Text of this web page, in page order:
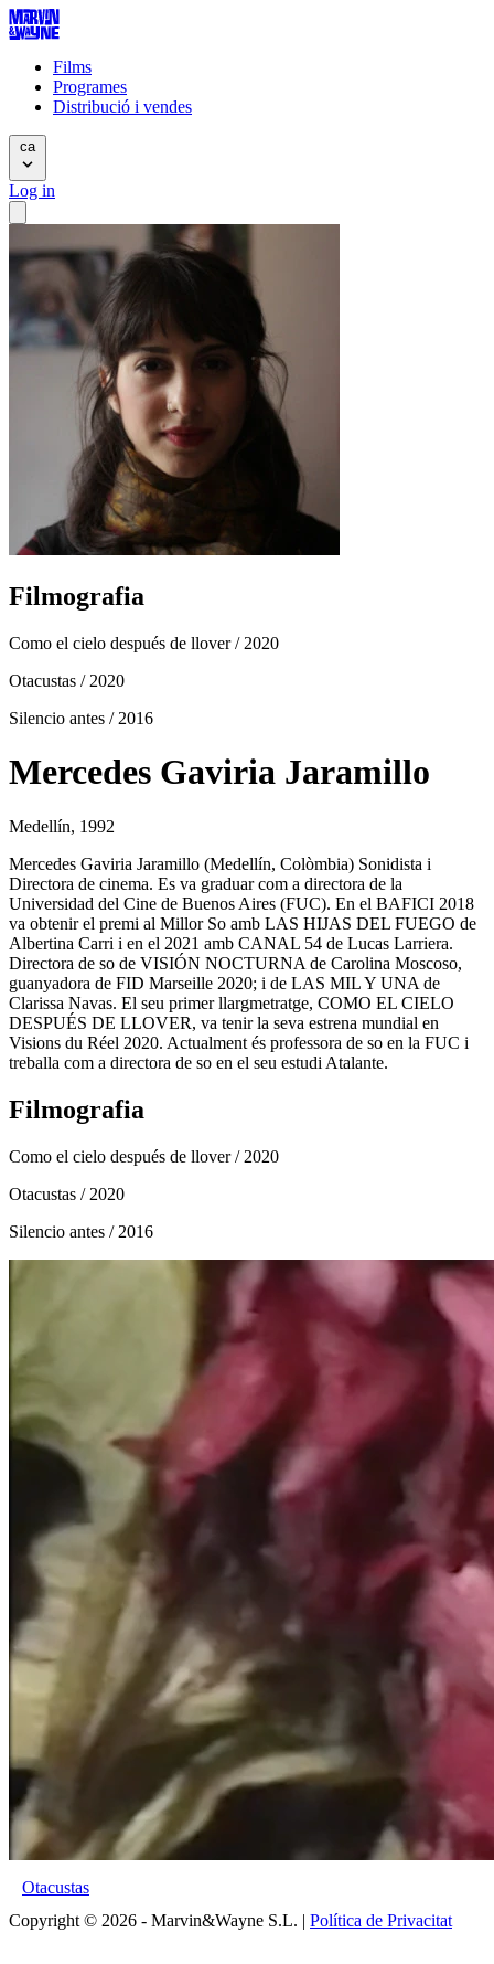
Films
Programes
Distribució i vendes
ca
Log in
Filmografia
Como el cielo después de llover / 2020
Otacustas / 2020
Silencio antes / 2016
Mercedes Gaviria Jaramillo
Medellín, 1992
Mercedes Gaviria Jaramillo (Medellín, Colòmbia) Sonidista i
Directora de cinema. Es va graduar com a directora de la
Universidad del Cine de Buenos Aires (FUC). En el BAFICI 2018
va obtenir el premi al Millor So amb LAS HIJAS DEL FUEGO de
Albertina Carri i en el 2021 amb CANAL 54 de Lucas Larriera.
Directora de so de VISIÓN NOCTURNA de Carolina Moscoso,
guanyadora de FID Marseille 2020; i de LAS MIL Y UNA de
Clarissa Navas. El seu primer llargmetratge, COMO EL CIELO
DESPUÉS DE LLOVER, va tenir la seva estrena mundial en
Visions du Réel 2020. Actualment és professora de so en la FUC i
treballa com a directora de so en el seu estudi Atalante.
Filmografia
Como el cielo después de llover / 2020
Otacustas / 2020
Silencio antes / 2016
Otacustas
Copyright © 2026 - Marvin&Wayne S.L. | Política de Privacitat